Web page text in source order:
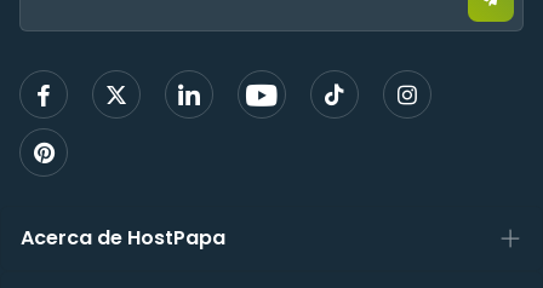
para
Acerca de HostPapa